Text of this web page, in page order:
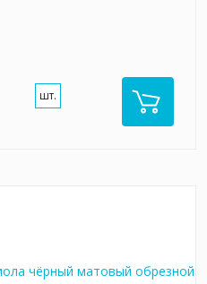
шт.